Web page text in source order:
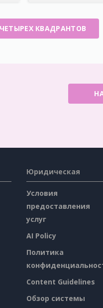
КВАДРАНТОВ
Юридическая
Условия
предоставления
услуг
AI Policy
Политика
Content Guidelines
Обзор системы